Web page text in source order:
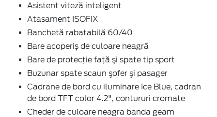
Asistent viteză inteligent
Atasament ISOFIX
Banchetă rabatabilă 60/40
Bare acoperiș de culoare neagră
Bare de protecţie faţă şi spate tip sport
Buzunar spate scaun şofer şi pasager
Cadrane de bord cu iluminare Ice Blue, cadran
de bord TFT color 4.2", contururi cromate
Cheder de culoare neagra banda geam